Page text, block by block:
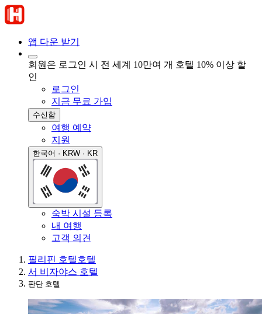
앱 다운 받기
회원은 로그인 시 전 세계 10만여 개 호텔 10% 이상 할
인
로그인
지금 무료 가입
수신함
여행 예약
지원
한국어 · KRW · KR
숙박 시설 등록
내 여행
고객 의견
필리핀 호텔호텔
서 비자야스 호텔
판단 호텔